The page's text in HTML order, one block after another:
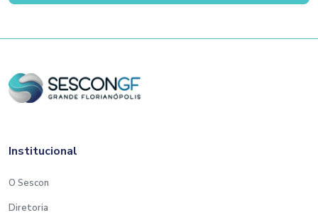
Institucional
O Sescon
Diretoria